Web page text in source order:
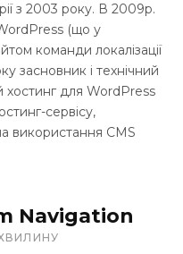
з 2003 року. В 2009р.
(що у
команди локалізації
засновник і технічний
хостинг для WordPress
сервісу,
використання CMS
Navigation